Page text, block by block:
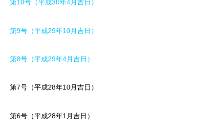
第10号（平成30年4月吉日）
第9号（平成29年10月吉日）
第8号（平成29年4月吉日）
第7号（平成28年10月吉日）
第6号（平成28年1月吉日）